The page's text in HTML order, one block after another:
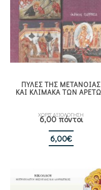
ΠΥΛΕΣ ΤΗΣ ΜΕΤΑΝΟΙΑΣ
ΚΑΙ ΚΛΙΜΑΚΑ ΤΩΝ
ΧΩΡΙΣ ΑΞΙΟΛΟΓΗΣΗ
6,00 πόντοι
6,00€